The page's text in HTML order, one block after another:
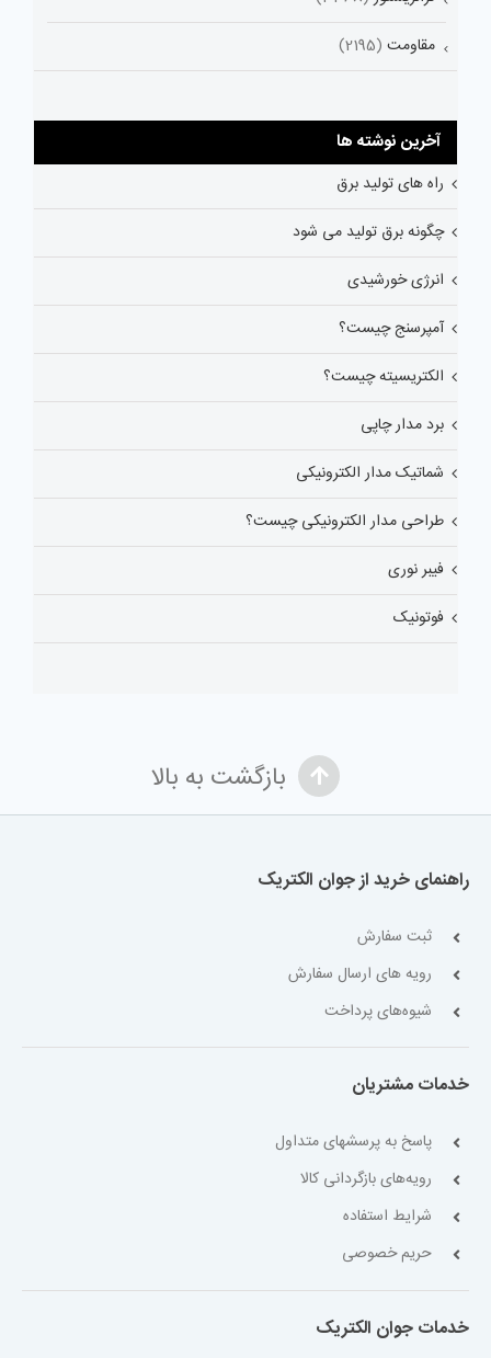
مقاومت (2195)
آخرین نوشته ها
راه های تولید برق
چگونه برق تولید می شود
انرژی خورشیدی
آمپرسنج چیست؟
الکتریسیته چیست؟
برد مدار چاپی
شماتیک مدار الکترونیکی
طراحی مدار الکترونیکی چیست؟
فیبر نوری
فوتونیک
بازگشت به بالا
راهنمای خرید از جوان الکتریک
ثبت سفارش
رویه های ارسال سفارش
شیوه‌های پرداخت
خدمات مشتریان
پاسخ به پرسشهای متداول
رویه‌های بازگردانی کالا
شرایط استفاده
حریم خصوصی
خدمات جوان الکتریک